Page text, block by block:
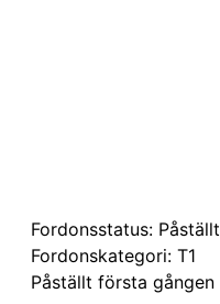
Fordonsstatus: Påställt
Fordonskategori: T1